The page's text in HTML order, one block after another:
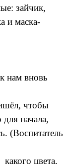
зайчик,
и маска-
нам вновь
чтобы
для начала,
(Воспитатель
цвета,